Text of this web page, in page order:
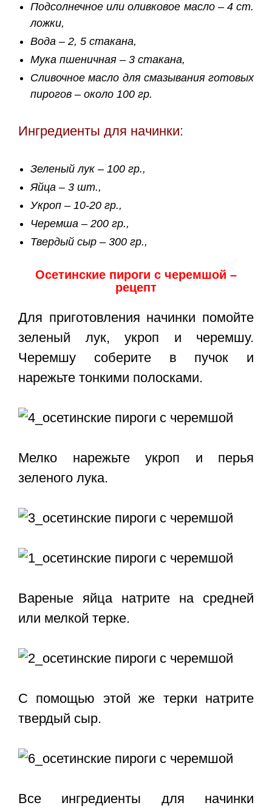
Подсолнечное или оливковое масло – 4 ст.
ложки,
Вода – 2, 5 стакана,
Мука пшеничная – 3 стакана,
Сливочное масло для смазывания готовых
пирогов – около 100 гр.
Ингредиенты для начинки:
Зеленый лук – 100 гр.,
Яйца – 3 шт.,
Укроп – 10-20 гр.,
Черемша – 200 гр.,
Твердый сыр – 300 гр.,
Осетинские пироги с черемшой –
рецепт
Для приготовления начинки помойте
зеленый лук, укроп и черемшу.
Черемшу соберите в пучок и
нарежьте тонкими полосками.
Мелко нарежьте укроп и перья
зеленого лука.
Вареные яйца натрите на средней
или мелкой терке.
С помощью этой же терки натрите
твердый сыр.
Все ингредиенты для начинки